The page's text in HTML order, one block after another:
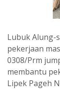
Lubuk Alung-
pekerjaan
0308/Prm
membantu
Lipek Pageh